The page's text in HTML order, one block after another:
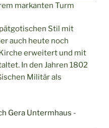
markanten Turm
Stil mit
auch heute noch
erweitert und mit
In den Jahren 1802
Militär als